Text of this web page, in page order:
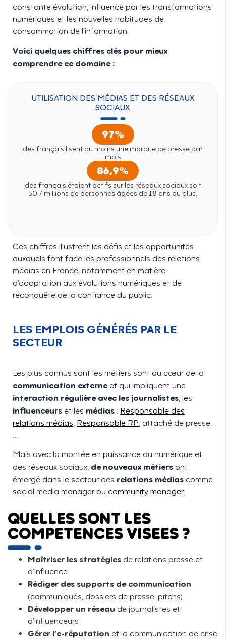
constante évolution, influencé par les transformations
numériques et les nouvelles habitudes de
consommation de l’information.
Voici quelques chiffres clés pour mieux
comprendre ce domaine :
UTILISATION DES MÉDIAS ET DES RÉSEAUX
SOCIAUX
97%
des français lisent au moins une marque de presse par
mois
86,9%
des français étaient actifs sur les réseaux sociaux soit
50,7 millions de personnes âgées de 18 ans ou plus.
Ces chiffres illustrent les défis et les opportunités
auxquels font face les professionnels des relations
médias en France, notamment en matière
d’adaptation aux évolutions numériques et de
reconquête de la confiance du public.
LES EMPLOIS GÉNÉRÉS PAR LE
SECTEUR
Les plus connus sont les métiers sont au cœur de la
communication externeet qui impliquent une
interaction régulière avec les journalistes, les
influenceurs et les médias : Responsable des
relations médias, Responsable RP, attaché de presse,
…
Mais avec la montée en puissance du numérique et
des réseaux sociaux, de nouveaux métiers ont
émergé dans le secteur des relations médias comme
social media manager ou community manager.
QUELLES SONT LES
COMPETENCES VISEES ?
Maîtriser les stratégies de relations presse et
d’influence
Rédiger des supports de communication
(communiqués, dossiers de presse, pitchs)
Développer un réseau de journalistes et
d’influenceurs
Gérer l’e-réputation et la communication de crise